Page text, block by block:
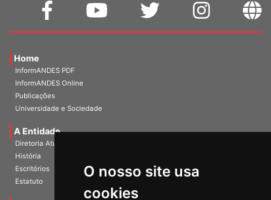
O nosso site usa
cookies
Home
InformANDES PDF
InformANDES Online
Publicações
Universidade e Sociedade
A Entidade
Diretoria Atual
História
Escritórios
Estatuto